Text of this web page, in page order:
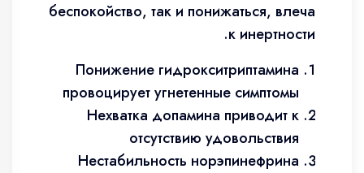
беспокойство, так и понижаться, влеча
к инертности.
Понижение гидрокситриптамина
провоцирует угнетенные симптомы
Нехватка допамина приводит к
отсутствию удовольствия
Нестабильность норэпинефрина